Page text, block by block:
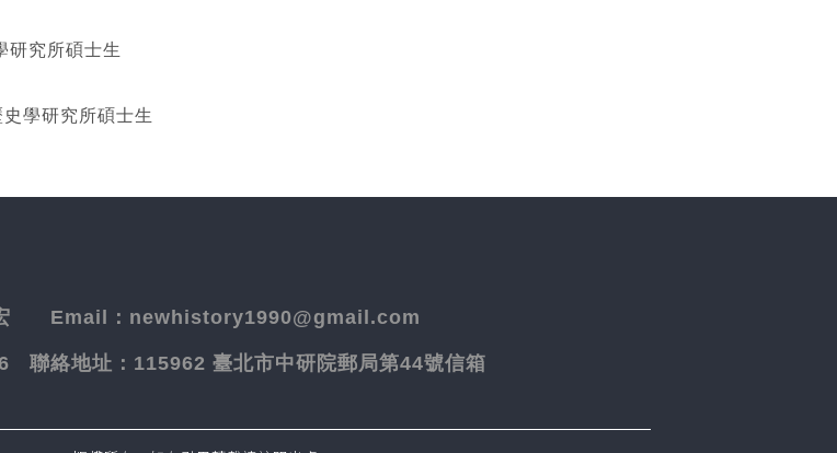
所碩士生
學研究所碩士生
宏 Email：newhistory1990@gmail.com
聯絡地址： 115962 臺北市中研院郵局第44號信箱